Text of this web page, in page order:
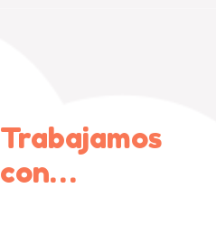
Trabajamos
con…